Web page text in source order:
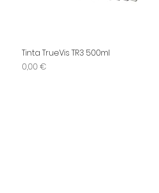
Tinta TrueVis TR3 500ml
Preço
0,00 €